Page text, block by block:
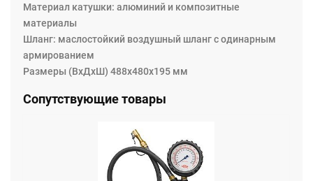
Материал катушки: алюминий и композитные
материалы
Шланг: маслостойкий воздушный шланг с одинарным
армированием
Размеры (ВхДхШ) 488х480х195 мм
Сопутствующие товары